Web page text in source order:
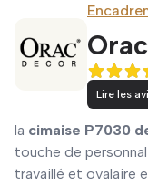
Lire les
la cimaise P7030
touche de
travaillé et ovalaire